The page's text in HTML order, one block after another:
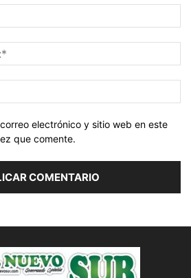
electrónico y sitio web en este
que comente.